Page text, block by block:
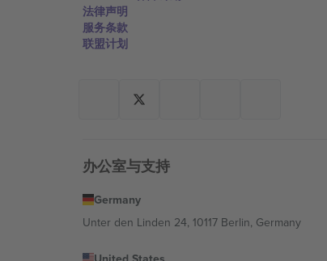
法律声明
服务条款
联盟计划
办公室与支持
Germany
Unter den Linden 24, 10117 Berlin, Germany